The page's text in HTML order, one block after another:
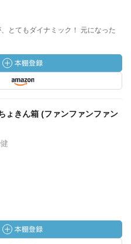
とてもダイナミック！ 元になった
ょきん箱 (ファンファンファン